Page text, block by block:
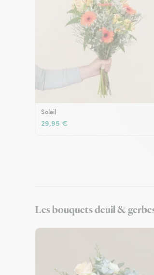
Soleil
29,95 €
Les bouquets deuil &